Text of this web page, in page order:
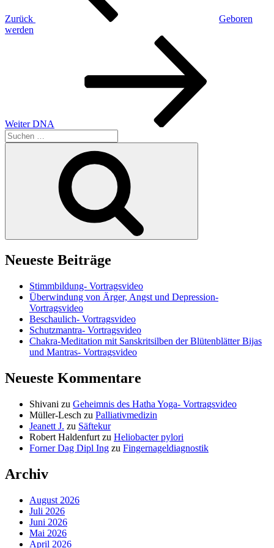
Zurück
Geboren
werden
Weiter DNA
Suchen
nach:
Neueste Beiträge
Stimmbildung- Vortragsvideo
Überwindung von Ärger, Angst und Depression-
Vortragsvideo
Beschaulich- Vortragsvideo
Schutzmantra- Vortragsvideo
Chakra-Meditation mit Sanskritsilben der Blütenblätter Bijas
und Mantras- Vortragsvideo
Neueste Kommentare
Shivani zu Geheimnis des Hatha Yoga- Vortragsvideo
Müller-Lesch zu Palliativmedizin
Jeanett J. zu Säftekur
Robert Haldenfurt zu Heliobacter pylori
Forner Dag Dipl Ing zu Fingernageldiagnostik
Archiv
August 2026
Juli 2026
Juni 2026
Mai 2026
April 2026